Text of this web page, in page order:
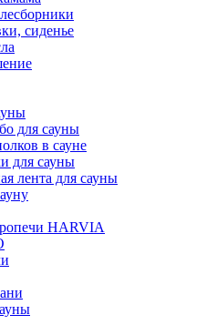
сиденье
для сауны
в сауне
для сауны
лента для сауны
HARVIA